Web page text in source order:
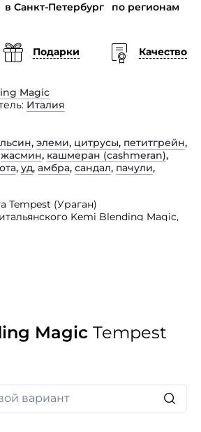
в Санкт-Петербург
по регионам
Подарки
Качество
Magic
Италия
, элеми, цитрусы, петитгрейн,
жасмин, кашмеран (сashmeran),
, уд, амбра, сандал, пачули,
Tempest (Ураган)
Kemi Blending Magic,
произведения обладает
слегка горьковатым,
роскошным
Magic Tempest